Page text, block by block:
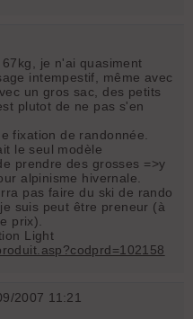
je n'ai quasiment
intempestif, même avec
un gros sac, des petits
plutot de ne pas s'en
fixation de randonnée.
le seul modèle
prendre des grosses =>y
alpinisme hivernale.
pas faire du ski de rando
suis peut être preneur (à
prix).
Light
2007 11:21